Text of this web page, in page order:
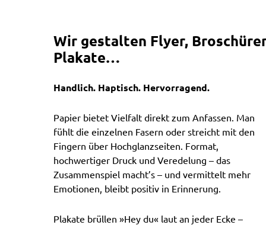
Wir gestalten Flyer,
Plakate…
Handlich. Haptisch. Hervorragend.
Papier bietet Vielfalt direkt zum Anfassen. Man
fühlt die einzelnen Fasern oder streicht mit den
Fingern über Hochglanzseiten. Format,
hochwertiger Druck und Veredelung – das
Zusammenspiel macht’s – und vermittelt mehr
Emotionen, bleibt positiv in Erinnerung.
Plakate brüllen »Hey du« laut an jeder Ecke –